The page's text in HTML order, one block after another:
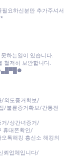
요하신분만 추가주셔서
하는일이 있습니다.
철저히 보안합니다.
▄█▀█●
외도증거확보/
/불륜증거확보/간통전
/상간녀증거/
휴대폰확인/
톡해킹 흥신소 해킹의
뢰업체입니다/